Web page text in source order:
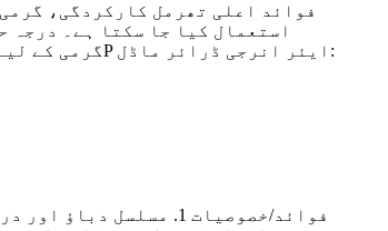
فوائد اعلی تھرمل کارکردگی،